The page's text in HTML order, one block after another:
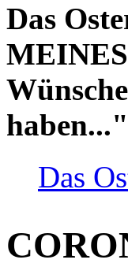
Das
haben..."
Das